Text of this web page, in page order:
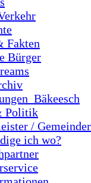
Fakten
Bürger
Politik
/
ich wo?